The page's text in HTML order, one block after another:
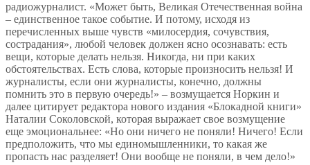
радиожурналист. «Может быть, Великая Отечественная война
– единственное такое событие. И потому, исходя из
перечисленных выше чувств «милосердия, сочувствия,
сострадания», любой человек должен ясно осознавать: есть
вещи, которые делать нельзя. Никогда, ни при каких
обстоятельствах. Есть слова, которые произносить нельзя! И
журналисты, если они журналисты, конечно, должны
помнить это в первую очередь!» – возмущается Норкин и
далее цитирует редактора нового издания «Блокадной книги»
Наталии Соколовской, которая выражает свое возмущение
еще эмоциональнее: «Но они ничего не поняли! Ничего! Если
предположить, что мы единомышленники, то какая же
пропасть нас разделяет! Они вообще не поняли, в чем дело!»